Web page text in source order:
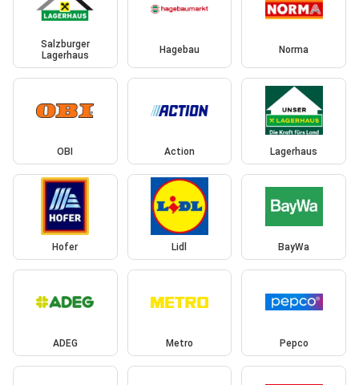
Salzburger
Lagerhaus
Hagebau Norma
OBI Action Lagerhaus
Hofer Lidl BayWa
ADEG Metro Pepco